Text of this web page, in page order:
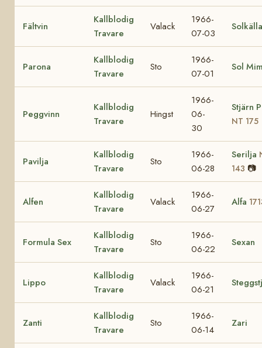
Fältvin
Kallblodig
Travare
Valack
1966-
07-03
Solkälla
Parona
Kallblodig
Travare
Sto
1966-
07-01
Sol
Peggvinn
Kallblodig
Travare
Hingst
1966-
06-
30
Stjärn
NT 175
Pavilja
Kallblodig
Travare
Sto
1966-
06-28
Serilja
143 📷
Alfen
Kallblodig
Travare
Valack
1966-
06-27
Alfa
Formula Sex
Kallblodig
Travare
Sto
1966-
06-22
Sexan
Lippo
Kallblodig
Travare
Valack
1966-
06-21
Zanti
Kallblodig
Travare
Sto
1966-
06-14
Zari